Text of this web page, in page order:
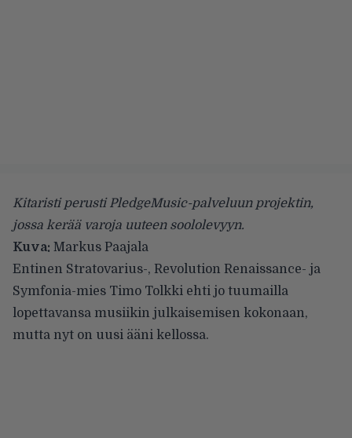
Kitaristi perusti PledgeMusic-palveluun projektin,
jossa kerää varoja uuteen soololevyyn.
Kuva: Markus Paajala
Entinen Stratovarius-, Revolution Renaissance- ja
Symfonia-mies Timo Tolkki ehti jo tuumailla
lopettavansa musiikin julkaisemisen kokonaan,
mutta nyt on uusi ääni kellossa.